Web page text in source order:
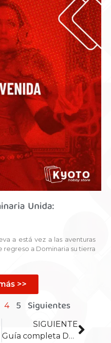
Unida:
a está vez a las aventuras
regreso a Dominaria su tierra
>>
4 5 Siguientes
SIGUIENTE
Guía completa Duel Commander